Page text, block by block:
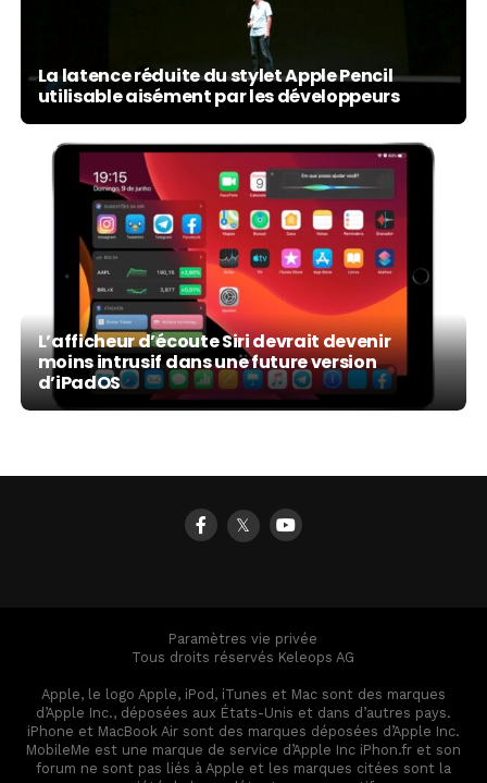
La latence réduite du stylet Apple Pencil
utilisable aisément par les développeurs
L’afficheur d’écoute Siri devrait devenir
moins intrusif dans une future version
d’iPadOS
𝕏
Paramètres vie privée
Tous droits réservés Keleops AG
Apple, le logo Apple, iPod, iTunes et Mac sont des marques
d’Apple Inc., déposées aux États-Unis et dans d’autres pays.
iPhone et MacBook Air sont des marques déposées d’Apple Inc.
MobileMe est une marque de service d’Apple Inc iPhon.fr et son
forum ne sont pas liés à Apple et les marques citées sont la